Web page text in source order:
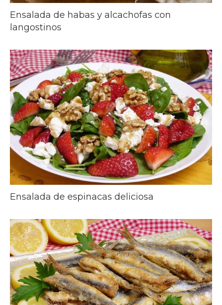
Ensalada de habas y alcachofas con
langostinos
Ensalada de espinacas deliciosa